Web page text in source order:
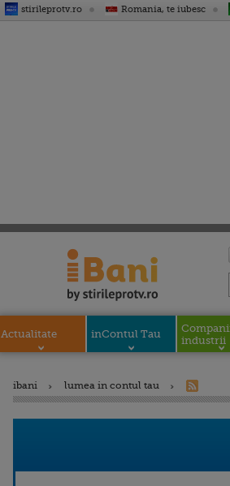
stirileprotv.ro Romania, te iubesc
Actualitate inContul Tau
industrii
ibani lumea in contul tau